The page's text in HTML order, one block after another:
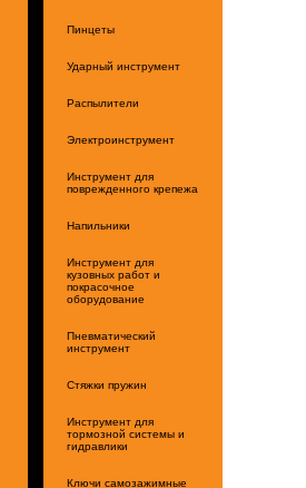
Пинцеты
Ударный инструмент
Распылители
Электроинструмент
Инструмент для
поврежденного крепежа
Напильники
Инструмент для
кузовных работ и
покрасочное
оборудование
Пневматический
инструмент
Стяжки пружин
Инструмент для
тормозной системы и
гидравлики
Ключи самозажимные